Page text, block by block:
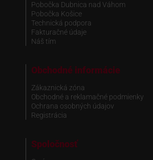
Pobočka Dubnica nad Váhom
Pobočka Košice
Technická podpora
Fakturačné údaje
Náš tím
Obchodné informácie
Zákaznická zóna
Obchodné a reklamačné podmienky
Ochrana osobných údajov
Registrácia
Spoločnosť